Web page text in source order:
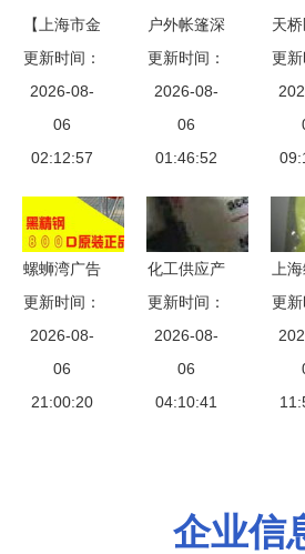
【上海市金
山区鑫建华
定做工地厂
房帐篷烧烤
摊室外雨棚
汽车遮阳车
库帐篷推拉
活动蓬厂家
更新时间：
2026-08-
06
02:12:57
户外帐篷深
度评测
AT709亮剑
双人双层帐
篷的全位解
更新时间：
2026-08-
06
01:46:52
天
应
助
仓
完
更新
螺蛳湾广告
帐篷伞 赋
予宣传与防
护的经济价
值
更新时间：
2026-08-
06
21:00:20
化工供应产
品库在纺织
品遮篷领域
的应用与优
势
更新时间：
2026-08-
06
04:10:41
上
工产
部
化
更新
企业信